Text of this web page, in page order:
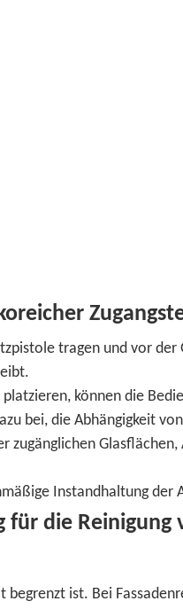
tragen und vor der
können die
bei, die Abhängigkeit
zugänglichen
Instandhaltung der
die Reinigung
ist. Bei